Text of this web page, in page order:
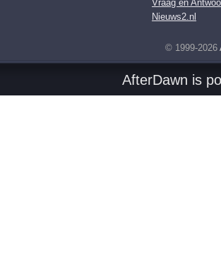
Vraag en
Nieuws2.nl
© 1999-2026
AfterDawn is